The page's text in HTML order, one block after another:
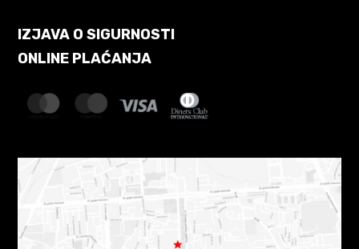
IZJAVA O SIGURNOSTI
ONLINE PLAĆANJA